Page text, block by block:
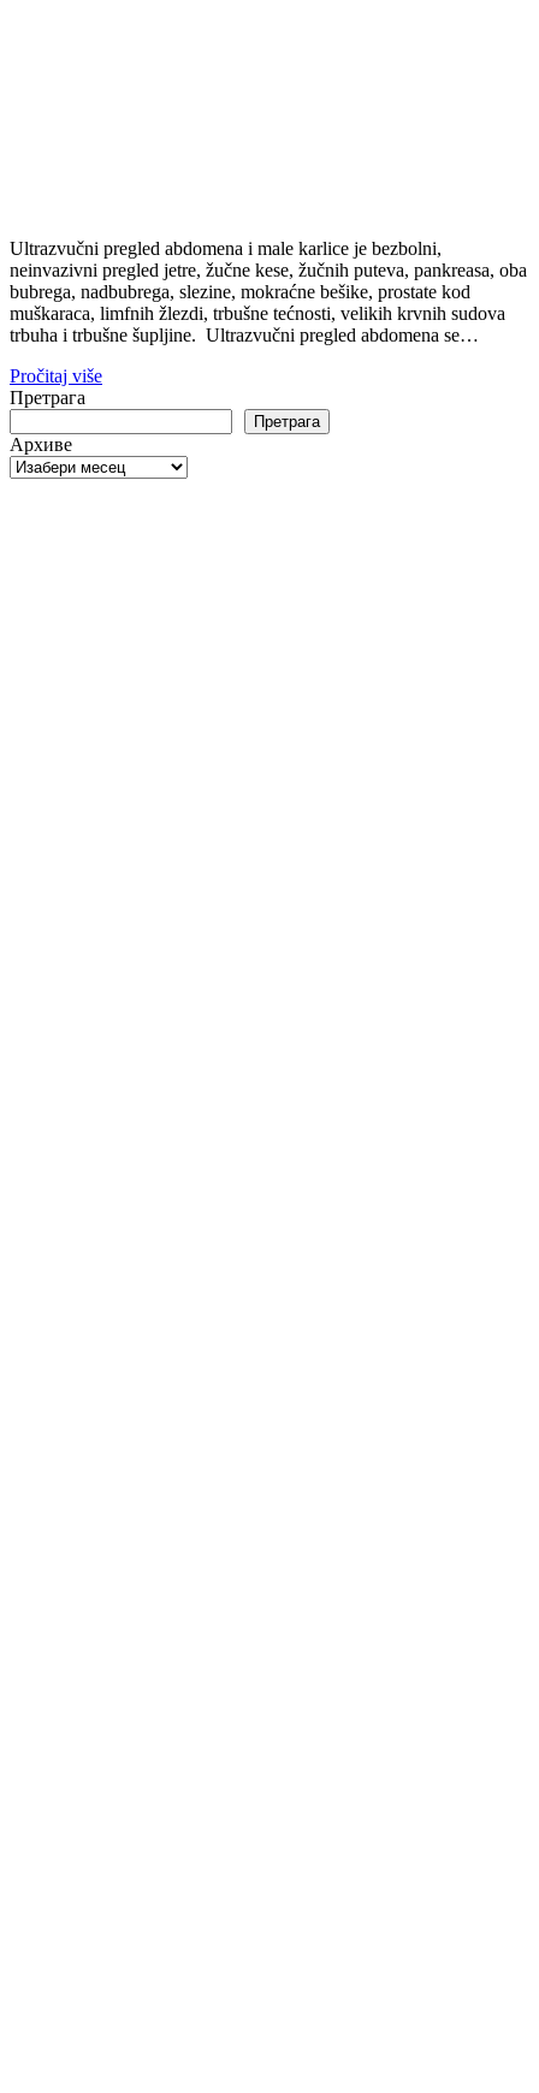
Ultrazvučni pregled abdomena i male karlice je bezbolni,
neinvazivni pregled jetre, žučne kese, žučnih puteva, pankreasa, oba
bubrega, nadbubrega, slezine, mokraćne bešike, prostate kod
muškaraca, limfnih žlezdi, trbušne tećnosti, velikih krvnih sudova
trbuha i trbušne šupljine. Ultrazvučni pregled abdomena se…
Pročitaj više
Претрага
Претрага
Архиве